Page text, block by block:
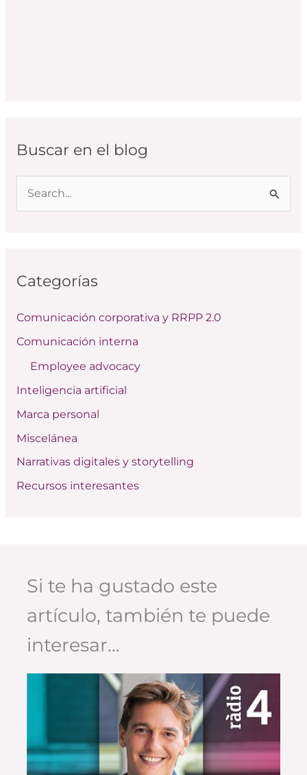
Buscar en el blog
a
p
o
:
Categorías
Comunicación corporativa y RRPP 2.0
Comunicación interna
Employee advocacy
Inteligencia artificial
Marca personal
Miscelánea
Narrativas digitales y storytelling
Recursos interesantes
Si te ha gustado este
artículo, también te puede
interesar…